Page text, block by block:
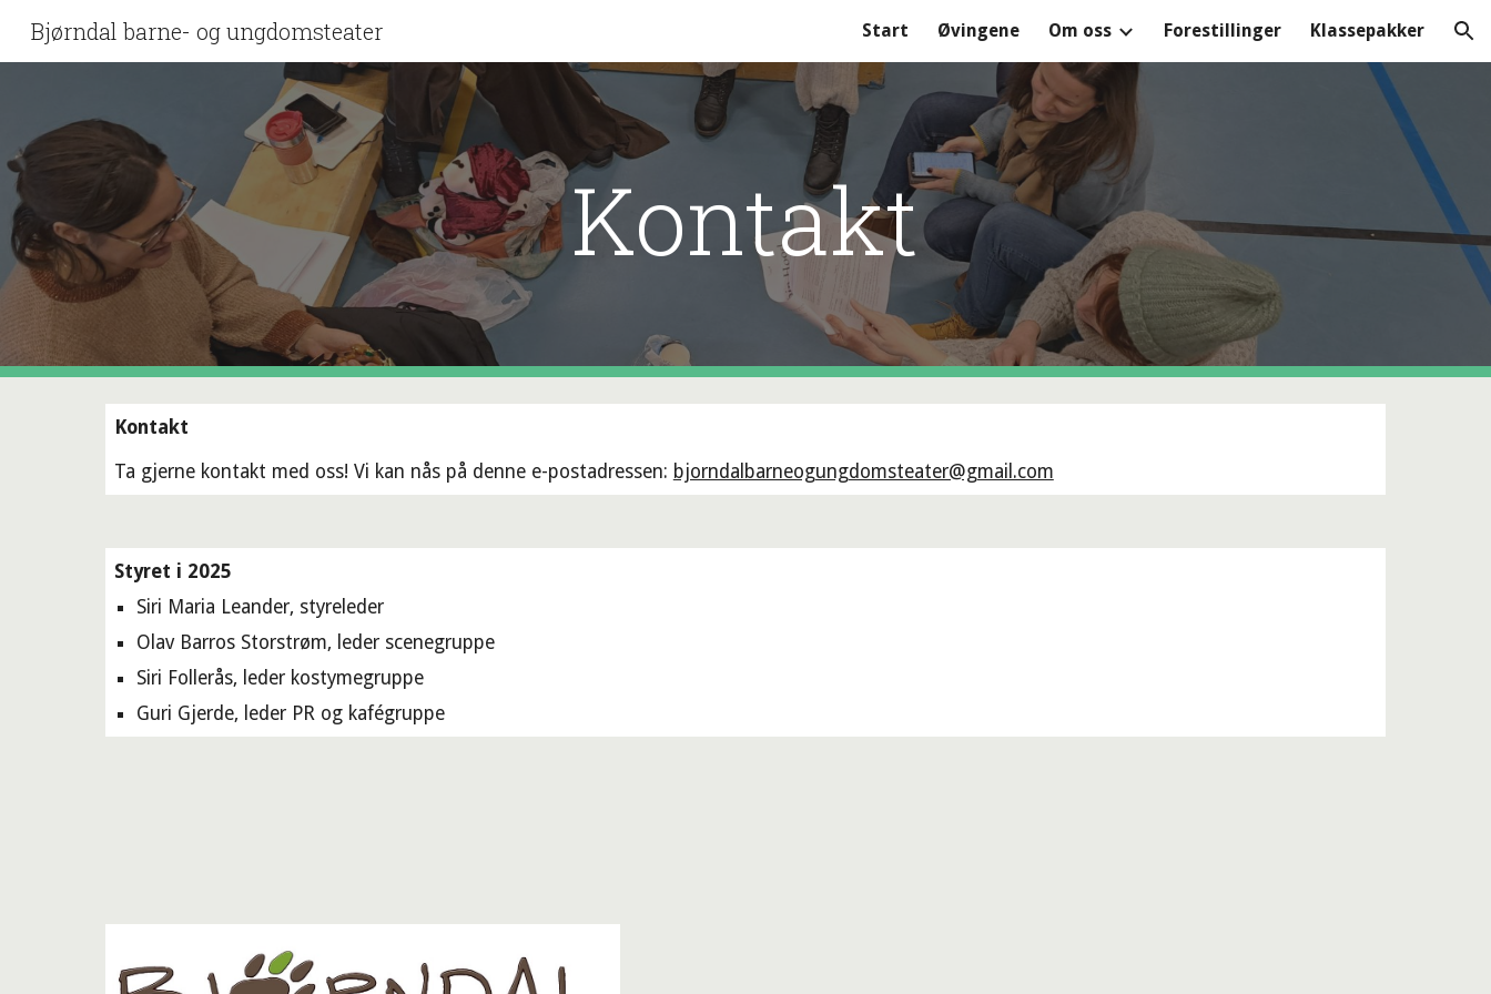
Skip to navigation
Bjørndal barne- og ungdomsteater Start Øvingene Om oss Forestillinger Klassepakker
Kontakt
Kontakt
Ta gjerne kontakt med oss! Vi kan nås på denne e-postadressen: bjorndalbarneogungdomsteater@gmail.com
Styret i 2025
Siri Maria Leander, styreleder
Olav Barros Storstrøm, leder scenegruppe
Siri Follerås, leder kostymegruppe
Guri Gjerde, leder PR og kafégruppe